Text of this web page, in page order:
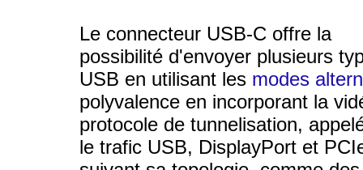
Le connecteur USB-C offre la
possibilité d'envoyer plusieurs
USB en utilisant les modes
polyvalence en incorporant la
protocole de tunnelisation,
le trafic USB, DisplayPort et